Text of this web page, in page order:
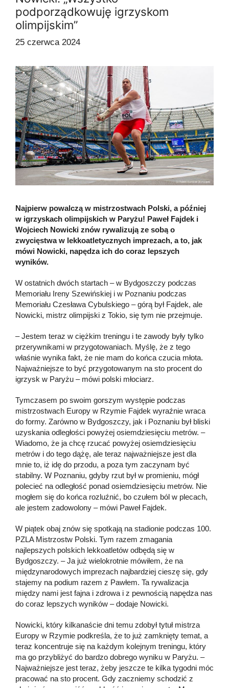
podporządkowuję igrzyskom
olimpijskim”
25 czerwca 2024
Najpierw powalczą w mistrzostwach Polski, a później
w igrzyskach olimpijskich w Paryżu! Paweł Fajdek i
Wojciech Nowicki znów rywalizują ze sobą o
zwycięstwa w lekkoatletycznych imprezach, a to, jak
mówi Nowicki, napędza ich do coraz lepszych
wyników.
W ostatnich dwóch startach – w Bydgoszczy podczas
Memoriału Ireny Szewińskiej i w Poznaniu podczas
Memoriału Czesława Cybulskiego – górą był Fajdek, ale
Nowicki, mistrz olimpijski z Tokio, się tym nie przejmuje.
– Jestem teraz w ciężkim treningu i te zawody były tylko
przerywnikami w przygotowaniach. Myślę, że z tego
właśnie wynika fakt, że nie mam do końca czucia młota.
Najważniejsze to być przygotowanym na sto procent do
igrzysk w Paryżu – mówi polski młociarz.
Tymczasem po swoim gorszym występie podczas
mistrzostwach Europy w Rzymie Fajdek wyraźnie wraca
do formy. Zarówno w Bydgoszczy, jak i Poznaniu był bliski
uzyskania odległości powyżej osiemdziesięciu metrów. –
Wiadomo, że ja chcę rzucać powyżej osiemdziesięciu
metrów i do tego dążę, ale teraz najważniejsze jest dla
mnie to, iż idę do przodu, a poza tym zaczynam być
stabilny. W Poznaniu, gdyby rzut był w promieniu, mógł
polecieć na odległość ponad osiemdziesięciu metrów. Nie
mogłem się do końca rozluźnić, bo czułem ból w plecach,
ale jestem zadowolony – mówi Paweł Fajdek.
W piątek obaj znów się spotkają na stadionie podczas 100.
PZLA Mistrzostw Polski. Tym razem zmagania
najlepszych polskich lekkoatletów odbędą się w
Bydgoszczy. – Ja już wielokrotnie mówiłem, że na
międzynarodowych imprezach najbardziej cieszę się, gdy
stajemy na podium razem z Pawłem. Ta rywalizacja
między nami jest fajna i zdrowa i z pewnością napędza nas
do coraz lepszych wyników – dodaje Nowicki.
Nowicki, który kilkanaście dni temu zdobył tytuł mistrza
Europy w Rzymie podkreśla, że to już zamknięty temat, a
teraz koncentruje się na każdym kolejnym treningu, który
ma go przybliżyć do bardzo dobrego wyniku w Paryżu. –
Najważniejsze jest teraz, żeby jeszcze te kilka tygodni móc
pracować na sto procent. Gdy zaczniemy schodzić z